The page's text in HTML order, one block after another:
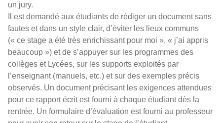
un jury.
Il est demandé aux étudiants de rédiger un document sans
fautes et dans un style clair, d’éviter les lieux communs
(« ce stage a été très enrichissant pour moi », « j’ai appris
beaucoup ») et de s’appuyer sur les programmes des
collèges et Lycées, sur les supports exploités par
l’enseignant (manuels, etc.) et sur des exemples précis
observés. Un document précisant les exigences attendues
pour ce rapport écrit est fourni à chaque étudiant dès la
rentrée. Un formulaire d’évaluation est fourni au professeur